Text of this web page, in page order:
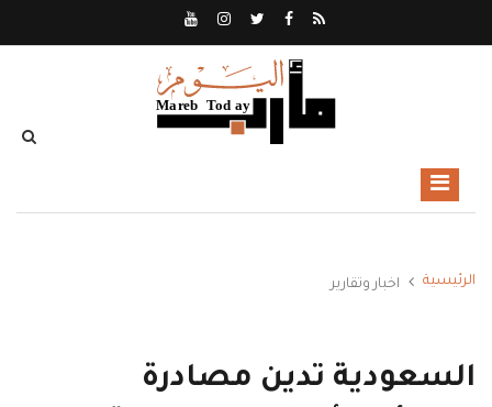
الرئيسية اخبار وتقارير
السعودية تدين مصادرة